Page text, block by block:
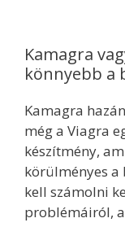
Kamagra
könnyebb a
Kamagra
még a Viagra
készítmény,
körülményes a
kell számolni
problémáiról,